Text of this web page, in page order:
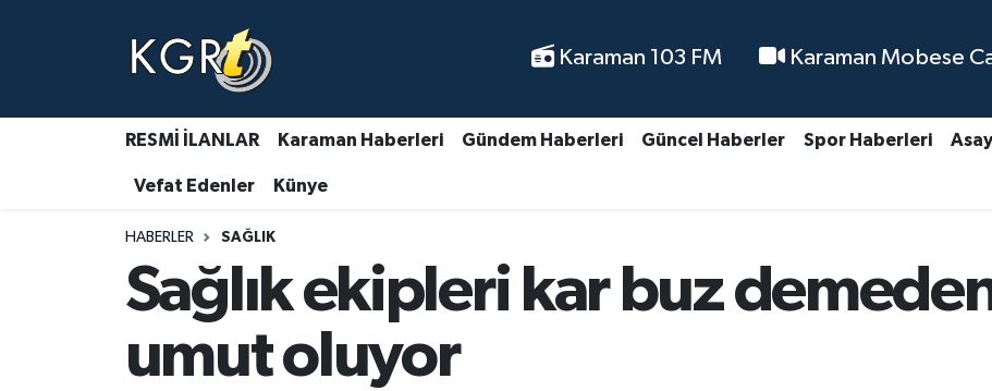
Karaman 103 FM Karaman Mobese
RESMİ İLANLAR Karaman Haberleri Gündem Haberleri Güncel Haberler Spor Haberleri
Vefat Edenler Künye
HABERLER SAĞLIK
Sağlık ekipleri kar buz
umut oluyor
Karaman Haberleri
Gündem Haberleri
Güncel Haberler
Asayiş Haberleri
Ulusal Haberler